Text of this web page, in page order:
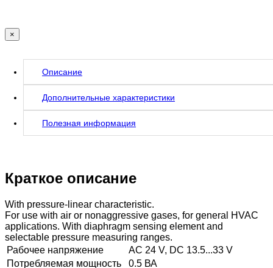
×
Описание
Дополнительные характеристики
Полезная информация
Краткое описание
With pressure-linear characteristic.
For use with air or nonaggressive gases, for general HVAC
applications. With diaphragm sensing element and
selectable pressure measuring ranges.
Рабочее напряжение
AC 24 V, DC 13.5...33 V
Потребляемая мощность
0.5 ВА